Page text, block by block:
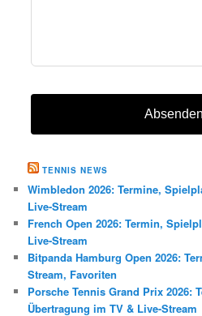
Absenden
TENNIS NEWS
Wimbledon 2026: Termine,
Live-Stream
French Open 2026: Termin,
Live-Stream
Bitpanda Hamburg Open 2026:
Stream, Favoriten
Porsche Tennis Grand Prix 2026:
Übertragung im TV & Live-Stream